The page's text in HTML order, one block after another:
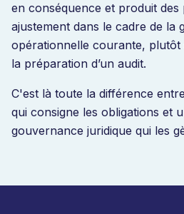
en conséquence et produit des
ajustement dans le cadre de la
opérationnelle courante, plutôt
la préparation d’un audit.
C'est là toute la différence
qui consigne les obligations et
gouvernance juridique qui les